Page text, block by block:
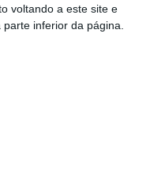
voltando a este site e
inferior da página.